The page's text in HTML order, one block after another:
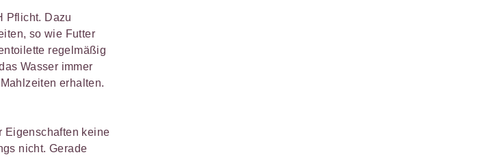
Pflicht. Dazu
so wie Futter
regelmäßig
Wasser immer
erhalten.
Eigenschaften keine
nicht. Gerade